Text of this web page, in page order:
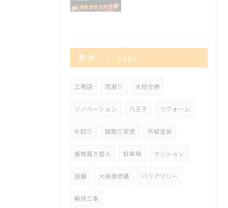
タグ Tags
工務店 雨漏り 水栓交換
リノベーション 八王子 リフォーム
水回り 間取り変更 外壁塗装
屋根葺き替え 駐車場 マンション
店舗 大規模修繕 バリアフリー
解体工事